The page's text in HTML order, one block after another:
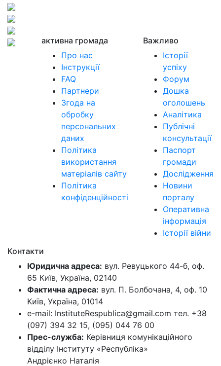
активна громада
Про нас
Інструкції
FAQ
Партнери
Згода на
обробку
персональних
даних
Політика
використання
матеріалів сайту
Політика
конфіденційності
Важливо
Історії
успіху
Форум
Дошка
оголошень
Аналітика
Публічні
консультації
Паспорт
громади
Дослідження
Новини
порталу
Оперативна
інформація
Історії війни
Контакти
Юридична адреса: вул. Ревуцького 44-б, оф.
65 Київ, Україна, 02140
Фактична адреса: вул. П. Болбочана, 4, оф. 10
Київ, Україна, 01014
e-mail: InstituteRespublica@gmail.com тел. +38
(097) 394 32 15, (095) 044 76 00
Прес-служба: Керівниця комунікаційного
відділу Інституту «Республіка»
Андрієнко Наталія